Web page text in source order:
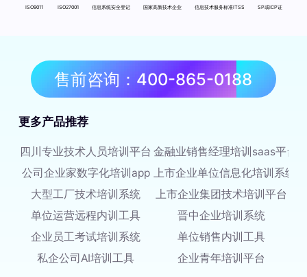
ISO9011 ISO27001 信息系统安全登记 国家高新技术企业 信息技术服务标准ITSS SP或ICP证
售前咨询：400-865-0188
更多产品推荐
四川专业技术人员培训平台 金融业销售经理培训saas平台
公司企业家数字化培训app 上市企业单位信息化培训系统
大型工厂技术培训系统
上市企业集团技术培训平台
单位运营远程内训工具
晋中企业培训系统
企业员工考试培训系统
单位销售内训工具
私企公司AI培训工具
企业青年培训平台